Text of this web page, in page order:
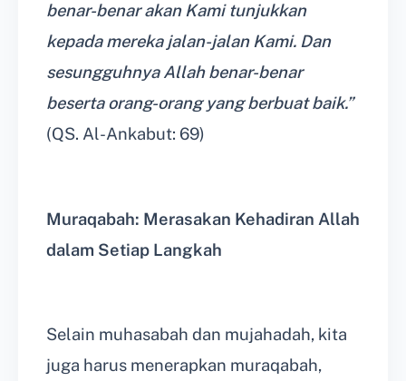
benar-benar akan Kami tunjukkan
kepada mereka jalan-jalan Kami. Dan
sesungguhnya Allah benar-benar
beserta orang-orang yang berbuat baik.”
(QS. Al-Ankabut: 69)
Muraqabah: Merasakan Kehadiran Allah
dalam Setiap Langkah
Selain muhasabah dan mujahadah, kita
juga harus menerapkan muraqabah,